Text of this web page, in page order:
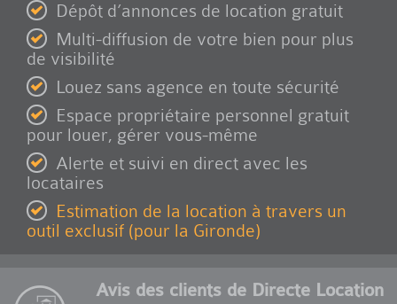
Dépôt d’annonces de location gratuit
Multi-diffusion de votre bien pour plus
de visibilité
Louez sans agence en toute sécurité
Espace propriétaire personnel gratuit
pour louer, gérer vous-même
Alerte et suivi en direct avec les
locataires
Estimation de la location à travers un
outil exclusif (pour la Gironde)
Avis des clients de Directe Location